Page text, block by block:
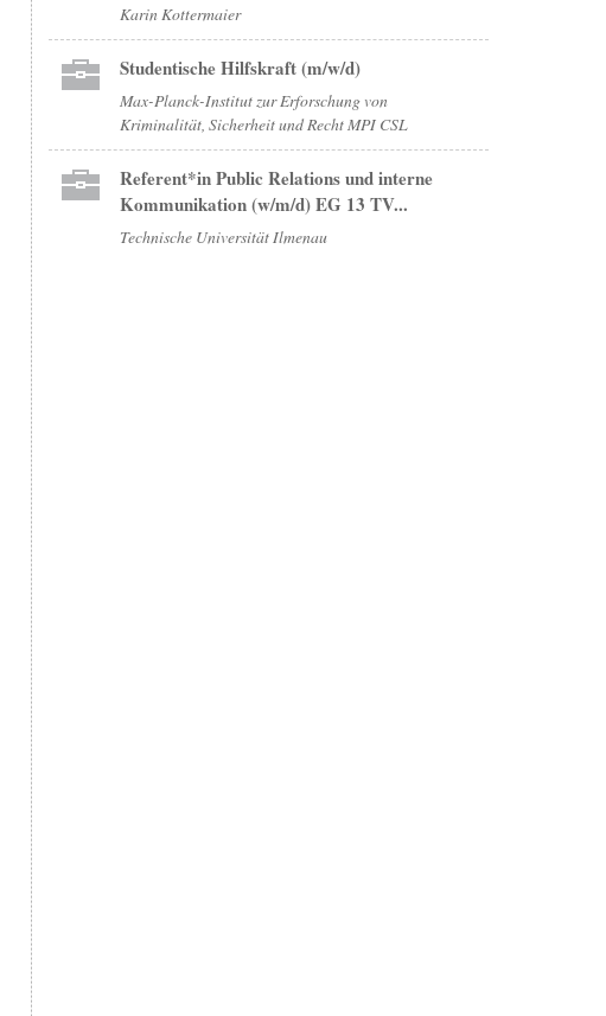
Karin Kottermaier
Studentische Hilfskraft (m/w/d)
Max-Planck-Institut zur Erforschung von
Kriminalität, Sicherheit und Recht MPI CSL
Referent*in Public Relations und interne
Kommunikation (w/m/d) EG 13 TV...
Technische Universität Ilmenau